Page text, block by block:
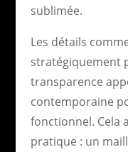
sublimée.
Les détails
stratégiquement
transparence
contemporaine
fonctionnel. Cela
pratique : un